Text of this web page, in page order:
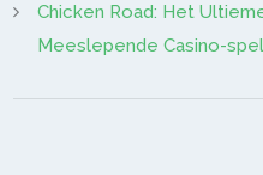
Chicken Road: Het
Meeslepende Casino-spel